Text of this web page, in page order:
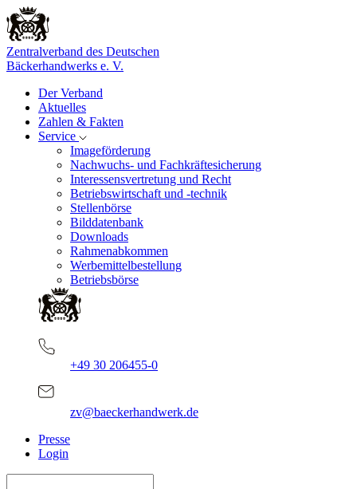
Zentralverband des Deutschen
Bäckerhandwerks e. V.
Der Verband
Aktuelles
Zahlen & Fakten
Service
Imageförderung
Nachwuchs- und Fachkräftesicherung
Interessensvertretung und Recht
Betriebswirtschaft und -technik
Stellenbörse
Bilddatenbank
Downloads
Rahmenabkommen
Werbemittelbestellung
Betriebsbörse
+49 30 206455-0
zv@baeckerhandwerk.de
Presse
Login